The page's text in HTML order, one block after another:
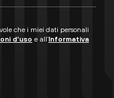
che i miei dati personali
d’uso e all’Informativa